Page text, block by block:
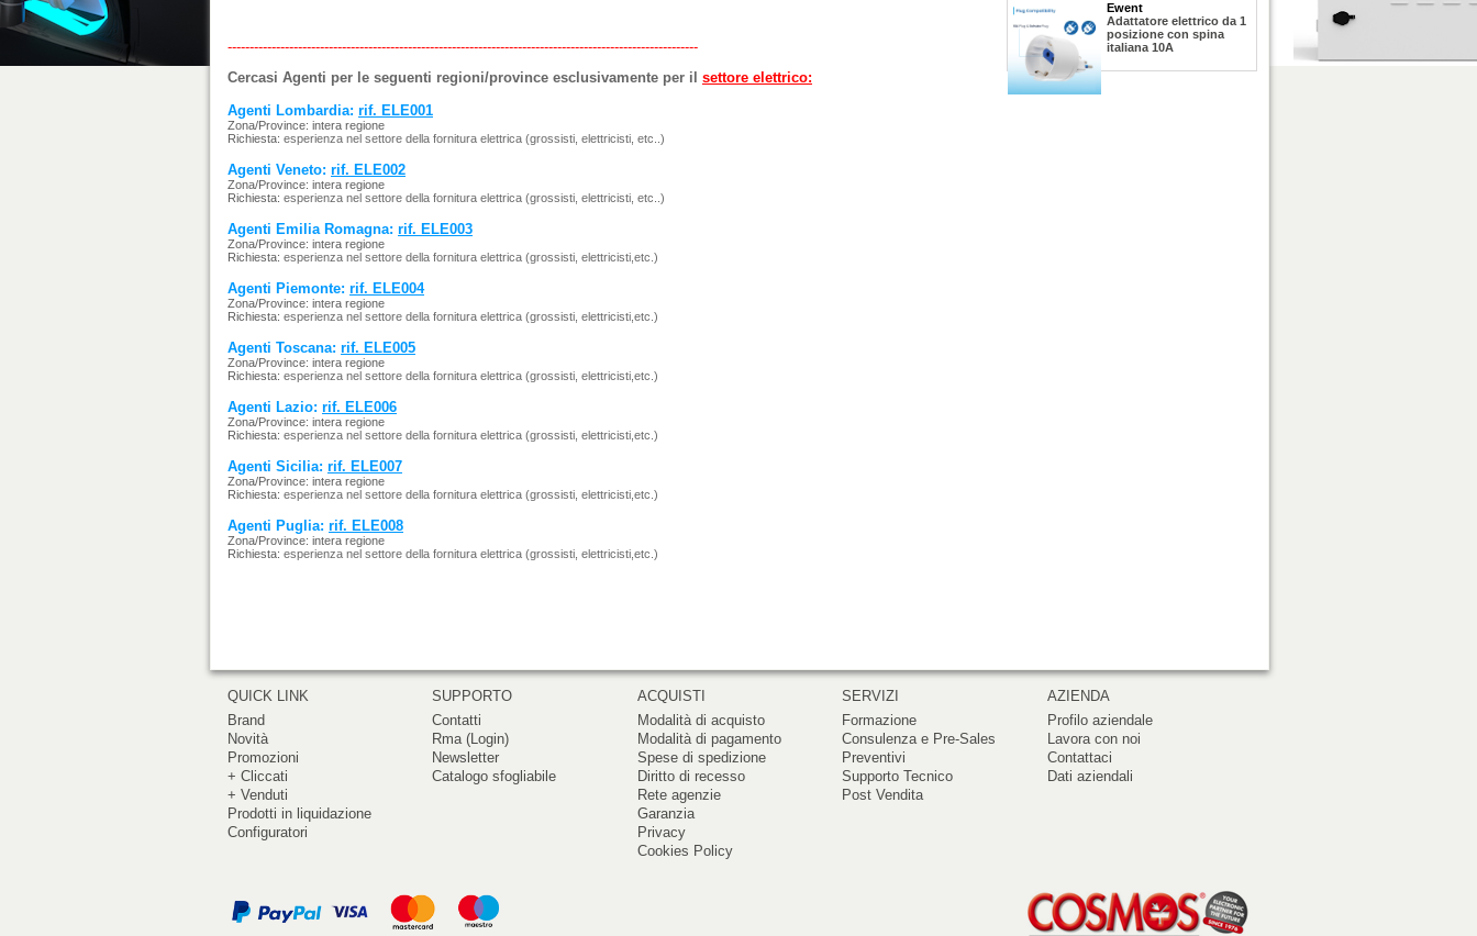
-----------------------------------------------------------------------------------------------------------
Cercasi Agenti per le seguenti regioni/province esclusivamente per il settore elettrico:
Agenti Lombardia: rif. ELE001
Zona/Province: intera regione
Richiesta: esperienza nel settore della fornitura elettrica (grossisti, elettricisti, etc..)
Agenti Veneto: rif. ELE002
Zona/Province: intera regione
Richiesta: esperienza nel settore della fornitura elettrica (grossisti, elettricisti, etc..)
Agenti Emilia Romagna: rif. ELE003
Zona/Province: intera regione
Richiesta: esperienza nel settore della fornitura elettrica (grossisti, elettricisti,etc.)
Agenti Piemonte: rif. ELE004
Zona/Province: intera regione
Richiesta: esperienza nel settore della fornitura elettrica (grossisti, elettricisti,etc.)
Agenti Toscana: rif. ELE005
Zona/Province: intera regione
Richiesta: esperienza nel settore della fornitura elettrica (grossisti, elettricisti,etc.)
Agenti Lazio: rif. ELE006
Zona/Province: intera regione
Richiesta: esperienza nel settore della fornitura elettrica (grossisti, elettricisti,etc.)
Agenti Sicilia: rif. ELE007
Zona/Province: intera regione
Richiesta: esperienza nel settore della fornitura elettrica (grossisti, elettricisti,etc.)
Agenti Puglia: rif. ELE008
Zona/Province: intera regione
Richiesta: esperienza nel settore della fornitura elettrica (grossisti, elettricisti,etc.)
Ewent
Adattatore elettrico da 1
posizione con spina
italiana 10A
QUICK LINK
Brand
Novità
Promozioni
+ Cliccati
+ Venduti
Prodotti in liquidazione
Configuratori
SUPPORTO
Contatti
Rma (Login)
Newsletter
Catalogo sfogliabile
ACQUISTI
Modalità di acquisto
Modalità di pagamento
Spese di spedizione
Diritto di recesso
Rete agenzie
Garanzia
Privacy
Cookies Policy
SERVIZI
Formazione
Consulenza e Pre-Sales
Preventivi
Supporto Tecnico
Post Vendita
AZIENDA
Profilo aziendale
Lavora con noi
Contattaci
Dati aziendali